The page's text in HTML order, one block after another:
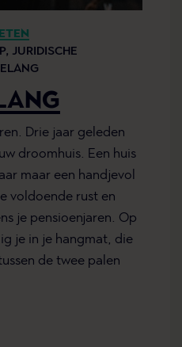
JURIDISCHE
Drie jaar geleden
droomhuis. Een huis
maar een handjevol
voldoende rust en
je pensioenjaren. Op
je in je hangmat, die
de twee palen